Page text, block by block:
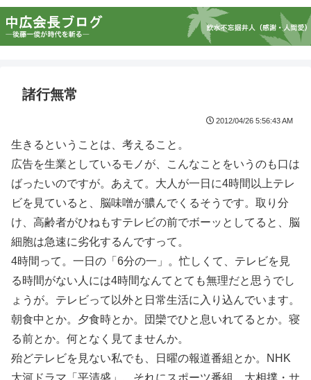
諸行無常
2012/04/26 5:56:43 AM
生きるということは、考えること。
広告を生業としているモノが、こんなことをいうのも口は
ばったいのですが。あえて。大人が一日に4時間以上テレ
ビを見ていると、脳味噌が膿んでくるそうです。取り分
け、高齢者がひねもすテレビの前でボーッとしてると、脳
細胞は急速に劣化するんですって。
4時間って。一日の「6分の一」。忙しくて、テレビを見
る時間がない人には4時間なんてとても無理だと思うでし
ょうが。テレビって以外と日常生活に入り込んでいます。
朝食中とか。夕食時とか。団欒でひと息いれてるとか。寝
る前とか。何となく見てませんか。
殆どテレビを見ない私でも、日曜の報道番組とか。NHK
大河ドラマ「平清盛」、それにスポーツ番組、大相撲・サ